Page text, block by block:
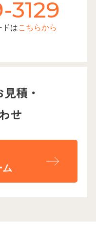
3129
ドはこちらから
積・
せ
ム